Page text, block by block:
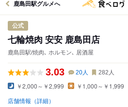
鹿島田駅グルメへ
公式
七輪焼肉 安安 鹿島田店
鹿島田駅/焼肉､ ホルモン､ 居酒屋
3.03 20人 282 人
￥2,000～￥2,999 ￥1,000～￥1,999
店舗情報（詳細）